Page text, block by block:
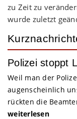
zu Zeit zu
wurde zuletzt
Polizei stoppt
Weil man der
augenscheinlich
rückten die
weiterlesen